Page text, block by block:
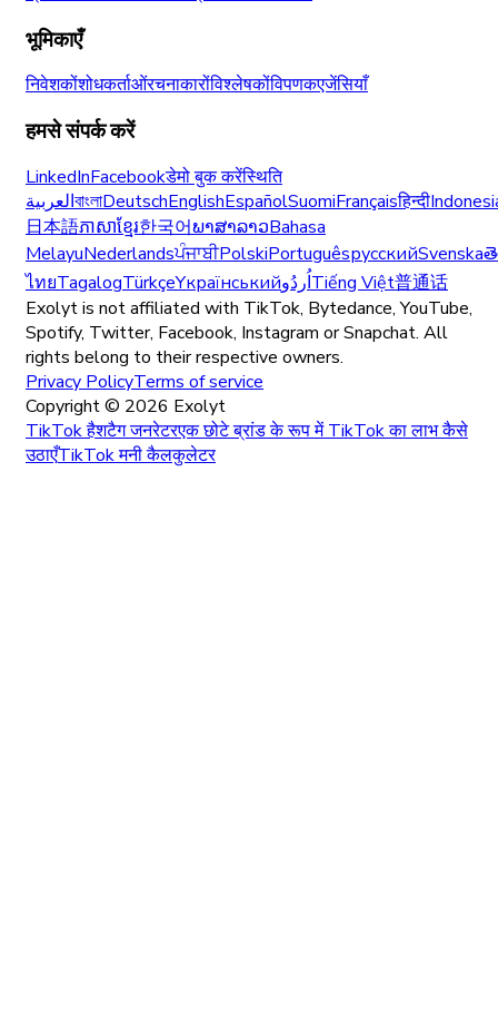
भूमिकाएँ
निवेशकोंशोधकर्ताओंरचनाकारोंविश्लेषकोंविपणकएजेंसियाँ
हमसे संपर्क करें
LinkedInFacebookडेमो बुक करेंस्थिति
العربيةবাংলাDeutschEnglishEspañolSuomiFrançaisहिन्दी
日本語ភាសាខ្មែរ한국어ພາສາລາວBahasa
MelayuNederlandsਪੰਜਾਬੀPolskiPortuguêsрусскийSvenska
ไทยTagalogTürkçeYкраїнськийاُردُوTiếng Việt普通话
Exolyt is not affiliated with TikTok, Bytedance, YouTube,
Spotify, Twitter, Facebook, Instagram or Snapchat. All
rights belong to their respective owners.
Privacy PolicyTerms of service
Copyright © 2026 Exolyt
TikTok हैशटैग जनरेटरएक छोटे ब्रांड के रूप में TikTok का लाभ कैसे
उठाएँTikTok मनी कैलकुलेटर